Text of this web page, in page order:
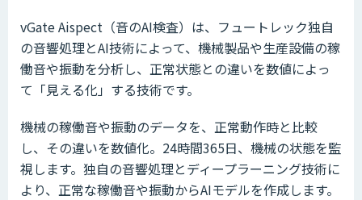
vGate Aispect（音のAI検査）は、フュートレック独自
の音響処理とAI技術によって、機械製品や生産設備の稼
働音や振動を分析し、正常状態との違いを数値によっ
て「見える化」する技術です。
機械の稼働音や振動のデータを、正常動作時と比較
し、その違いを数値化。24時間365日、機械の状態を監
視します。独自の音響処理とディープラーニング技術に
より、正常な稼働音や振動からAIモデルを作成します。